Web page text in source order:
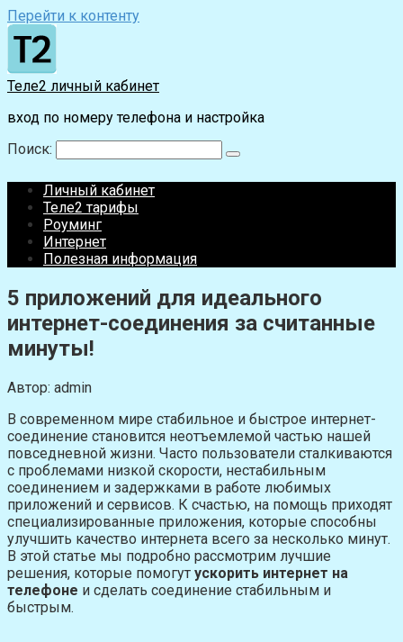
Перейти к контенту
Теле2 личный кабинет
вход по номеру телефона и настройка
Поиск:
Личный кабинет
Теле2 тарифы
Роуминг
Интернет
Полезная информация
5 приложений для идеального
интернет-соединения за считанные
минуты!
Автор: admin
В современном мире стабильное и быстрое интернет-
соединение становится неотъемлемой частью нашей
повседневной жизни. Часто пользователи сталкиваются
с проблемами низкой скорости, нестабильным
соединением и задержками в работе любимых
приложений и сервисов. К счастью, на помощь приходят
специализированные приложения, которые способны
улучшить качество интернета всего за несколько минут.
В этой статье мы подробно рассмотрим лучшие
решения, которые помогут ускорить интернет на
телефоне и сделать соединение стабильным и
быстрым.